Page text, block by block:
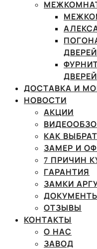
ДВЕРЕЙ
ДВЕРЕЙ
ДОСТАВКА И
НОВОСТИ
АКЦИИ
КАК
ЗАМЕР И
7 ПРИЧИН
ГАРАНТИЯ
ЗАМКИ
ОТЗЫВЫ
КОНТАКТЫ
О НАС
ЗАВОД